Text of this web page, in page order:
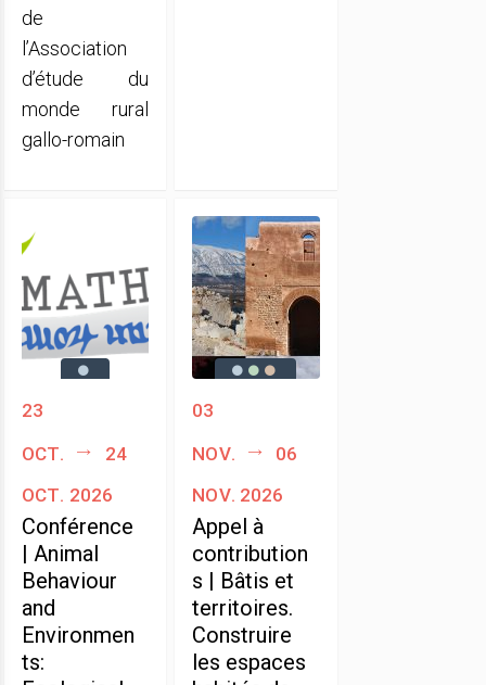
de
l’Association
d’étude du
monde rural
gallo-romain
23
oct.
24
oct. 2026
Conférence
| Animal
Behaviour
and
Environmen
ts:
03
nov.
06
nov. 2026
Appel à
contribution
s | Bâtis et
territoires.
Construire
les espaces